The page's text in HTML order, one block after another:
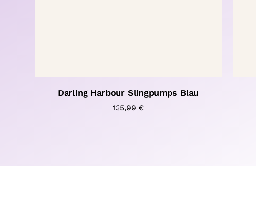
Darling Harbour Slingpumps Blau
135,99 €